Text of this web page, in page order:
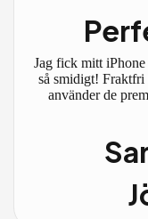
Jag fick mitt
så smidigt! Fraktfri
använder de